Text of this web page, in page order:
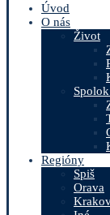
Úvod
O nás
Život
Regióny
Spiš
Orava